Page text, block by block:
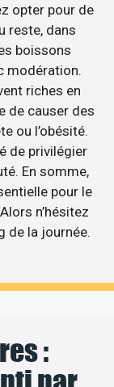
opter pour de
reste, dans
boissons
modération.
riches en
de causer des
ou l’obésité.
de privilégier
En somme,
pour le
n’hésitez
de la journée.
: